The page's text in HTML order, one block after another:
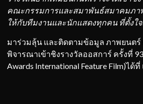
คณะกรรมการและสมาพันธ์สมาคมภา
ให้กับทีมงานและนักแสดงทุกคน ที่ตั้งใ
​มาร่วมลุ้น และติดตามข้อมูล ภาพยนตร์
พิจารณาเข้าชิงรางวัลออสการ์ ครั้งที่
Awards International Feature Film)ได้